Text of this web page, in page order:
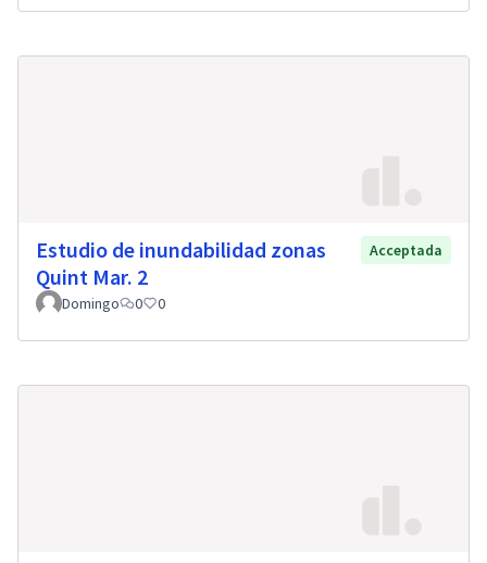
Estudio de inundabilidad zonas
Quint Mar. 2
Acceptada
Domingo 0 0